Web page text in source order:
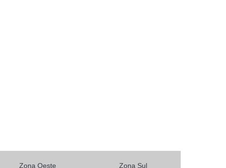
Zona Oeste Zona Sul